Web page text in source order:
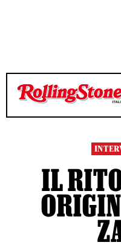
TEMPO DI LETTURA 8
TEMPO DI LETTURA 8
IL